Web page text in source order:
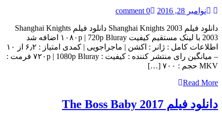
نوامبر 28, 2016 0 comment
دانلود فیلم Shanghai Knights 2003 دانلود فیلم Shanghai Knights
2003 با لینک مستقیم کیفیت ۱۰۸۰p | 720p Bluray اضافه شد
اطلاعات کامل : ژانر : اکشن | ماجراجویی | کمدی امتياز : ۶٫۲ از ۱۰
– میانگین رای منتشر کننده : کیفیت : ۷۲۰p | 1080p Bluray فرمت :
MKV حجم : ۷۰۰ […]
Read More
دانلود فیلم The Boss Baby 2017